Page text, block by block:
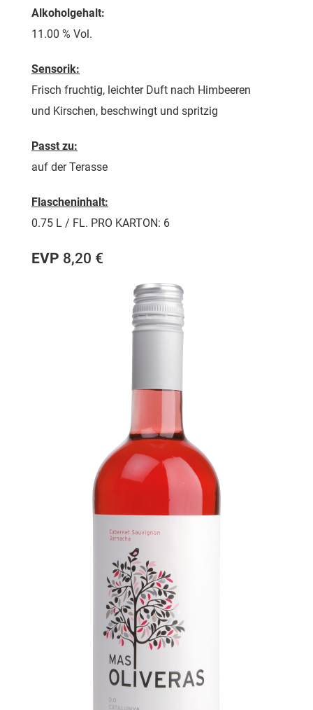
Alkoholgehalt:
11.00 % Vol.
Sensorik:
Frisch fruchtig, leichter Duft nach Himbeeren
und Kirschen, beschwingt und spritzig
Passt zu:
auf der Terasse
Flascheninhalt:
0.75 L / FL. PRO KARTON: 6
EVP 8,20 €